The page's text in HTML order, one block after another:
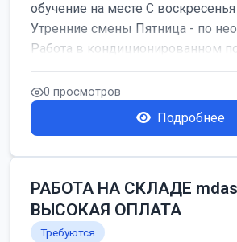
обучение на месте С
Утренние смены Пятница - по
Работа в кондиционированном
0 просмотров
Подробнее
РАБОТА НА СКЛАДЕ
ВЫСОКАЯ ОПЛАТА
Требуются